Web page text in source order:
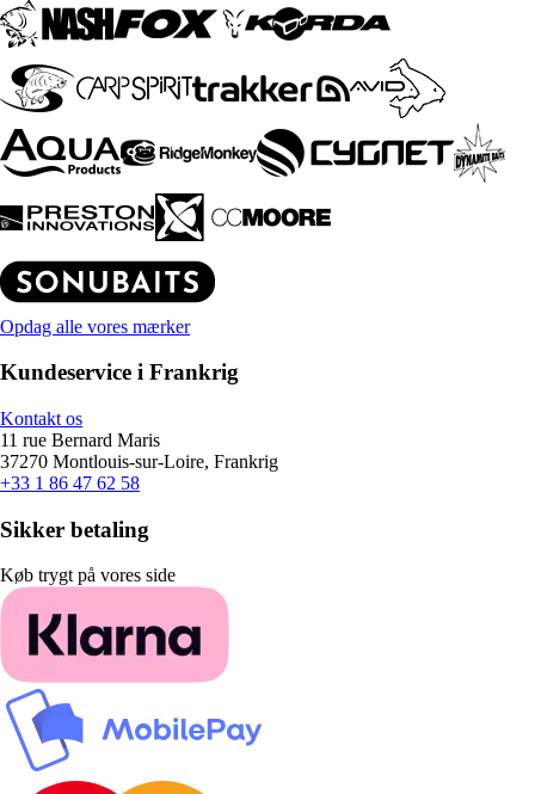
Opdag alle vores mærker
Kundeservice i Frankrig
Kontakt os
11 rue Bernard Maris
37270 Montlouis-sur-Loire, Frankrig
+33 1 86 47 62 58
Sikker betaling
Køb trygt på vores side